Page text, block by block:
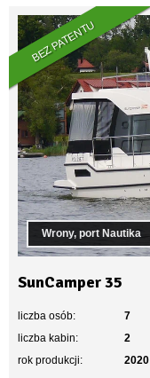
BEZ PATENTU
Wrony, port Nautika
SunCamper 35
liczba osób:
7
liczba kabin:
2
rok produkcji:
2020